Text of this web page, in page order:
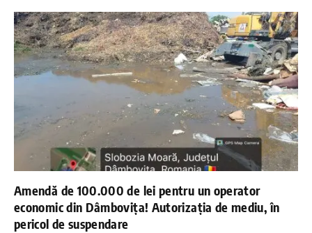
Amendă de 100.000 de lei pentru un operator
economic din Dâmbovița! Autorizația de mediu, în
pericol de suspendare